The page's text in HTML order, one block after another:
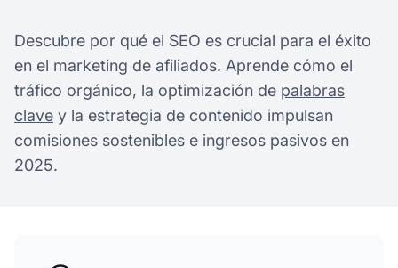
Descubre por qué el SEO es crucial para el éxito
en el marketing de afiliados. Aprende cómo el
tráfico orgánico, la optimización de palabras
clave y la estrategia de contenido impulsan
comisiones sostenibles e ingresos pasivos en
2025.